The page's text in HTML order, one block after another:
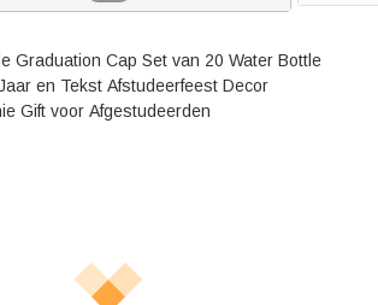
Graduation Cap Set van 20 Water Bottle
en Tekst Afstudeerfeest Decor
Gift voor Afgestudeerden